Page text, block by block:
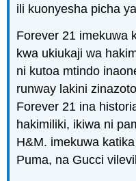
ili kuonyesha picha
Forever 21 imekuwa
kwa ukiukaji wa
ni kutoa mtindo
runway lakini
Forever 21 ina
hakimiliki, ikiwa ni
H&M. imekuwa
Puma, na Gucci